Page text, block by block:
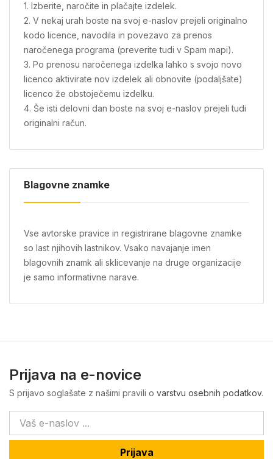
1. Izberite, naročite in plačajte izdelek.
2. V nekaj urah boste na svoj e-naslov prejeli originalno
kodo licence, navodila in povezavo za prenos
naročenega programa (preverite tudi v Spam mapi).
3. Po prenosu naročenega izdelka lahko s svojo novo
licenco aktivirate nov izdelek ali obnovite (podaljšate)
licenco že obstoječemu izdelku.
4. Še isti delovni dan boste na svoj e-naslov prejeli tudi
originalni račun.
Blagovne znamke
Vse avtorske pravice in registrirane blagovne znamke
so last njihovih lastnikov. Vsako navajanje imen
blagovnih znamk ali sklicevanje na druge organizacije
je samo informativne narave.
Prijava na e-novice
S prijavo soglašate z našimi pravili o varstvu osebnih podatkov.
Prijava